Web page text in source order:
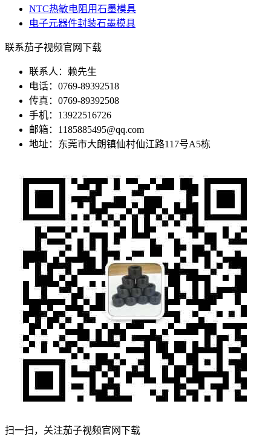
NTC热敏电阻用石墨模具
电子元器件封装石墨模具
联系茄子视频官网下载
联系人：赖先生
电话：0769-89392518
传真：0769-89392508
手机：13922516726
邮箱：1185885495@qq.com
地址：东莞市大朗镇仙村仙江路117号A5栋
扫一扫，关注茄子视频官网下载